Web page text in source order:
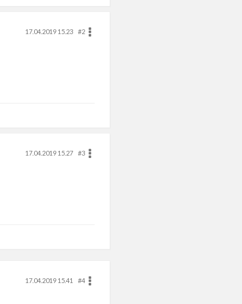
17.04.2019 15.23
#2
17.04.2019 15.27
#3
17.04.2019 15.41
#4